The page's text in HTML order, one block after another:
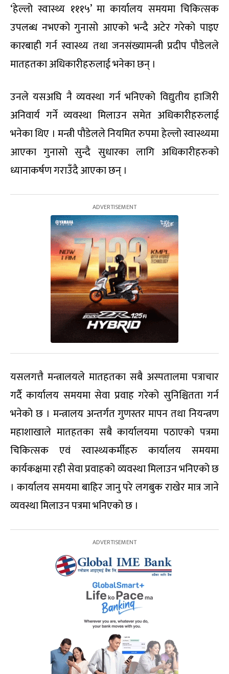
‘हेल्लो स्वास्थ्य १११५’ मा कार्यालय समयमा चिकित्सक
उपलब्ध नभएको गुनासो आएको भन्दै अटेर गरेको पाइए
कारबाही गर्न स्वास्थ्य तथा जनसंख्यामन्त्री प्रदीप पौडेलले
मातहतका अधिकारीहरुलाई भनेका छन् ।
उनले यसअघि नै व्यवस्था गर्न भनिएको विद्युतीय हाजिरी
अनिवार्य गर्ने व्यवस्था मिलाउन समेत अधिकारीहरुलाई
भनेका थिए । मन्त्री पौडेलले नियमित रुपमा हेल्लो स्वास्थ्यमा
आएका गुनासो सुन्दै सुधारका लागि अधिकारीहरुको
ध्यानाकर्षण गराउँदै आएका छन् ।
यसलगत्तै मन्त्रालयले मातहतका सबै अस्पतालमा पत्राचार
गर्दै कार्यालय समयमा सेवा प्रवाह गरेको सुनिश्चितता गर्न
भनेको छ । मन्त्रालय अन्तर्गत गुणस्तर मापन तथा नियन्त्रण
महाशाखाले मातहतका सबै कार्यालयमा पठाएको पत्रमा
चिकित्सक एवं स्वास्थ्यकर्मीहरु कार्यालय समयमा
कार्यकक्षमा रही सेवा प्रवाहको व्यवस्था मिलाउन भनिएको छ
। कार्यालय समयमा बाहिर जानु परे लगबुक राखेर मात्र जाने
व्यवस्था मिलाउन पत्रमा भनिएको छ ।